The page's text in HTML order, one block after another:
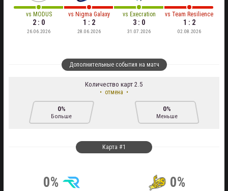
vs MODUS
2 : 0
26.06.2026
vs Nigma Galaxy
1 : 2
28.06.2026
vs Execration
3 : 0
31.07.2026
vsTeam Resilience
1 : 2
02.08.2026
Дополнительные события на матч
Количество карт 2.5
отмена
0%
Больше
0%
Меньше
Карта #1
0% 0%